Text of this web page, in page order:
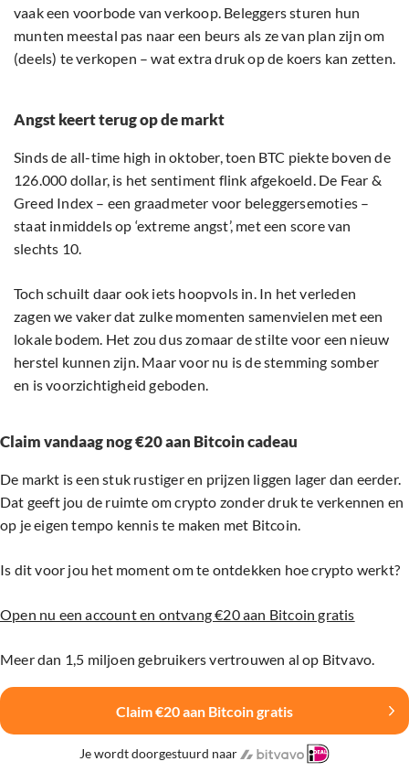
vaak een voorbode van verkoop. Beleggers sturen hun
munten meestal pas naar een beurs als ze van plan zijn om
(deels) te verkopen – wat extra druk op de koers kan zetten.
Angst keert terug op de markt
Sinds de all-time high in oktober, toen BTC piekte boven de
126.000 dollar, is het sentiment flink afgekoeld. De Fear &
Greed Index – een graadmeter voor beleggersemoties –
staat inmiddels op ‘extreme angst’, met een score van
slechts 10.
Toch schuilt daar ook iets hoopvols in. In het verleden
zagen we vaker dat zulke momenten samenvielen met een
lokale bodem. Het zou dus zomaar de stilte voor een nieuw
herstel kunnen zijn. Maar voor nu is de stemming somber
en is voorzichtigheid geboden.
Claim vandaag nog €20 aan Bitcoin cadeau
De markt is een stuk rustiger en prijzen liggen lager dan eerder.
Dat geeft jou de ruimte om crypto zonder druk te verkennen en
op je eigen tempo kennis te maken met Bitcoin.
Is dit voor jou het moment om te ontdekken hoe crypto werkt?
Open nu een account en ontvang €20 aan Bitcoin gratis
Meer dan 1,5 miljoen gebruikers vertrouwen al op Bitvavo.
Claim €20 aan Bitcoin gratis
Je wordt doorgestuurd naar